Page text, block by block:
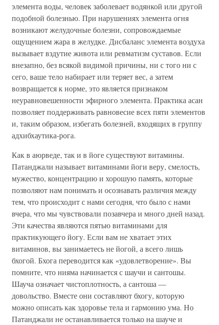
элемента воды, человек заболевает водянкой или другой
подобной болезнью. При нарушениях элемента огня
возникают желудочные болезни, сопровождаемые
ощущением жара в желудке. Дисбаланс элемента воздуха
вызывает вздутие живота или ревматизм суставов. Если
внезапно, без всякой видимой причины, ни с того ни с
сего, ваше тело набирает или теряет вес, а затем
возвращается к норме, это является признаком
неуравновешенности эфирного элемента. Практика асан
позволяет поддерживать равновесие всех пяти элементов
и, таким образом, избегать болезней, входящих в группу
адхибхаутика-рога.
Как в аюрведе, так и в йоге существуют витамины.
Патанджали называет витаминами йоги веру, смелость,
мужество, концентрацию и хорошую память, которые
позволяют нам понимать и осознавать различия между
тем, что происходит с нами сегодня, что было с нами
вчера, что мы чувствовали позавчера и много дней назад.
Эти качества являются пятью витаминами для
практикующего йогу. Если вам не хватает этих
витаминов, вы занимаетесь не йогой, а всего лишь
бхогой. Бхога переводится как «удовлетворение». Вы
помните, что нияма начинается с шаучи и сантошы.
Шауча означает чистоплотность, а сантоша —
довольство. Вместе они составляют бхогу, которую
можно описать как здоровье тела и гармонию ума. Но
Патанджали не останавливается только на шауче и